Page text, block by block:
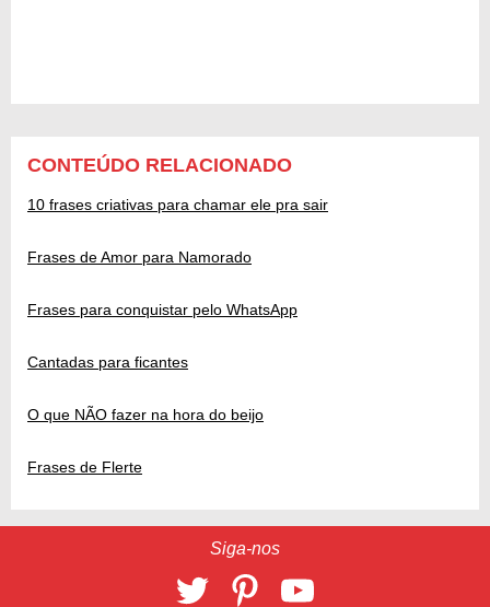
CONTEÚDO RELACIONADO
10 frases criativas para chamar ele pra sair
Frases de Amor para Namorado
Frases para conquistar pelo WhatsApp
Cantadas para ficantes
O que NÃO fazer na hora do beijo
Frases de Flerte
Siga-nos